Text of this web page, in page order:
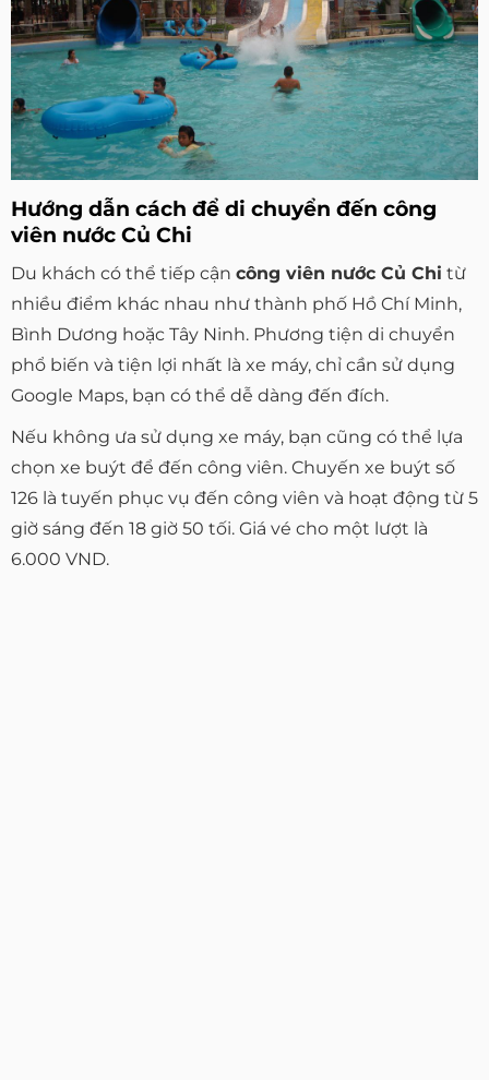
Hướng dẫn cách để di chuyển đến công
viên nước Củ Chi
Du khách có thể tiếp cận công viên nước Củ Chi từ
nhiều điểm khác nhau như thành phố Hồ Chí Minh,
Bình Dương hoặc Tây Ninh. Phương tiện di chuyển
phổ biến và tiện lợi nhất là xe máy, chỉ cần sử dụng
Google Maps, bạn có thể dễ dàng đến đích.
Nếu không ưa sử dụng xe máy, bạn cũng có thể lựa
chọn xe buýt để đến công viên. Chuyến xe buýt số
126 là tuyến phục vụ đến công viên và hoạt động từ 5
giờ sáng đến 18 giờ 50 tối. Giá vé cho một lượt là
6.000 VND.